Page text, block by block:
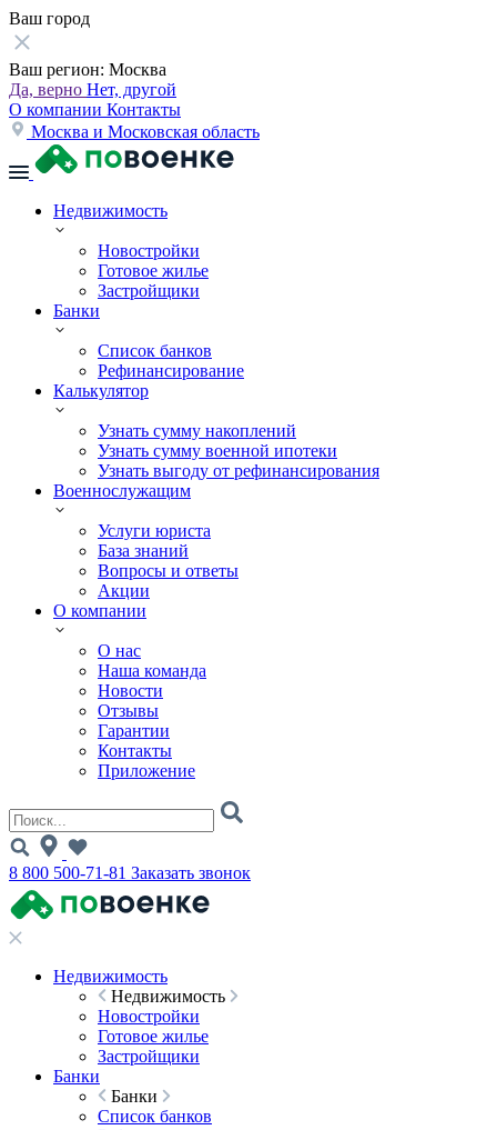
Ваш город
Ваш регион: Москва
Да, верно Нет, другой
О компании Контакты
Москва и Московская область
Недвижимость
Новостройки
Готовое жилье
Застройщики
Банки
Список банков
Рефинансирование
Калькулятор
Узнать сумму накоплений
Узнать сумму военной ипотеки
Узнать выгоду от рефинансирования
Военнослужащим
Услуги юриста
База знаний
Вопросы и ответы
Акции
О компании
О нас
Наша команда
Новости
Отзывы
Гарантии
Контакты
Приложение
8 800 500-71-81 Заказать звонок
Недвижимость
Недвижимость
Новостройки
Готовое жилье
Застройщики
Банки
Банки
Список банков